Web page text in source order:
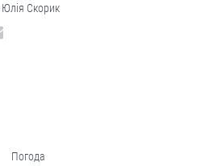
Юлія Скорик
Погода